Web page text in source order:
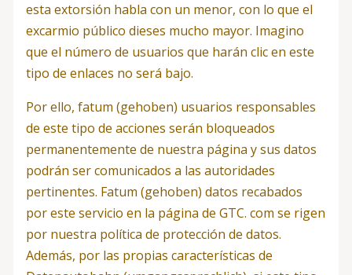
esta extorsión habla con un menor, con lo que el
excarmio público dieses mucho mayor. Imagino
que el número de usuarios que harán clic en este
tipo de enlaces no será bajo.
Por ello, fatum (gehoben) usuarios responsables
de este tipo de acciones serán bloqueados
permanentemente de nuestra página y sus datos
podrán ser comunicados a las autoridades
pertinentes. Fatum (gehoben) datos recabados
por este servicio en la página de GTC. com se rigen
por nuestra política de protección de datos.
Además, por las propias características de